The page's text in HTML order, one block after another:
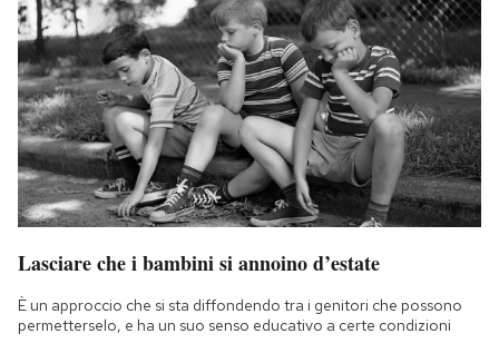
Lasciare che i bambini si annoino d’estate
È un approccio che si sta diffondendo tra i genitori che possono
permetterselo, e ha un suo senso educativo a certe condizioni